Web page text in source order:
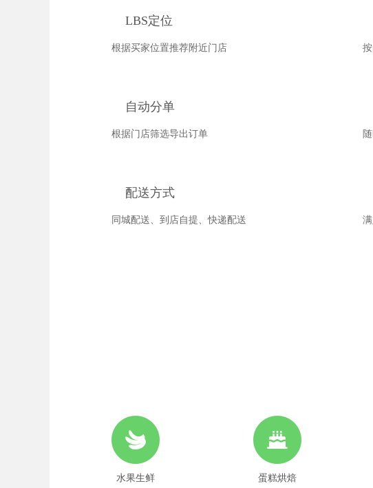
LBS定位
根据买家位置推荐附近门店
自动分单
根据门店筛选导出订单
配送方式
同城配送、到店自提、快递配送
水果生鲜 蛋糕烘焙